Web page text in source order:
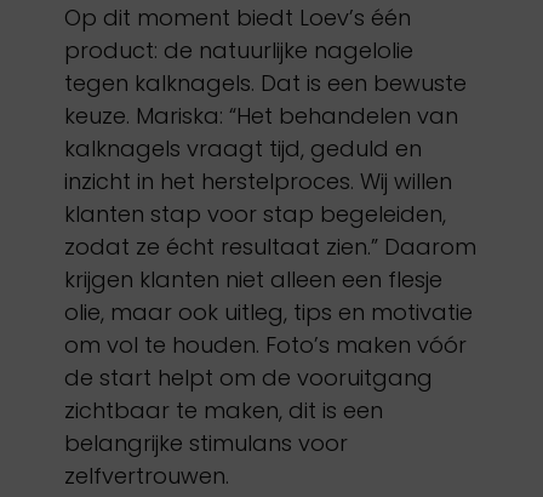
Op dit moment biedt Loev’s één
product: de natuurlijke nagelolie
tegen kalknagels. Dat is een bewuste
keuze. Mariska: “Het behandelen van
kalknagels vraagt tijd, geduld en
inzicht in het herstelproces. Wij willen
klanten stap voor stap begeleiden,
zodat ze écht resultaat zien.” Daarom
krijgen klanten niet alleen een flesje
olie, maar ook uitleg, tips en motivatie
om vol te houden. Foto’s maken vóór
de start helpt om de vooruitgang
zichtbaar te maken, dit is een
belangrijke stimulans voor
zelfvertrouwen.